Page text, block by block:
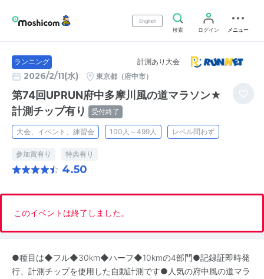
English
検索
ログイン メニュー
ランニング 計測あり大会
2026/2/11(水) 東京都（府中市）
第74回UPRUN府中多摩川風の道マラソン★
計測チップ有り
受付終了
大会、イベント、練習会 100人～499人 レベル問わず
参加賞有り 特典有り
4.50
このイベントは終了しました。
●種目は◆フル◆30km◆ハーフ◆10kmの4部門●記録証即時発
行、計測チップを使用した自動計測です●人気の府中風の道マラ